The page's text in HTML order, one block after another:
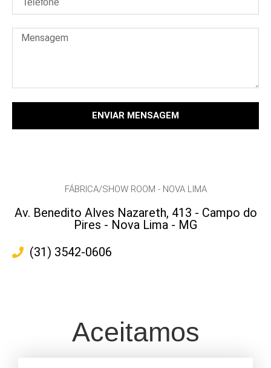
FÁBRICA/SHOW ROOM - NOVA LIMA
Av. Benedito Alves Nazareth, 413 - Campo do
Pires - Nova Lima - MG
(31) 3542-0606
ENVIAR MENSAGEM
Aceitamos